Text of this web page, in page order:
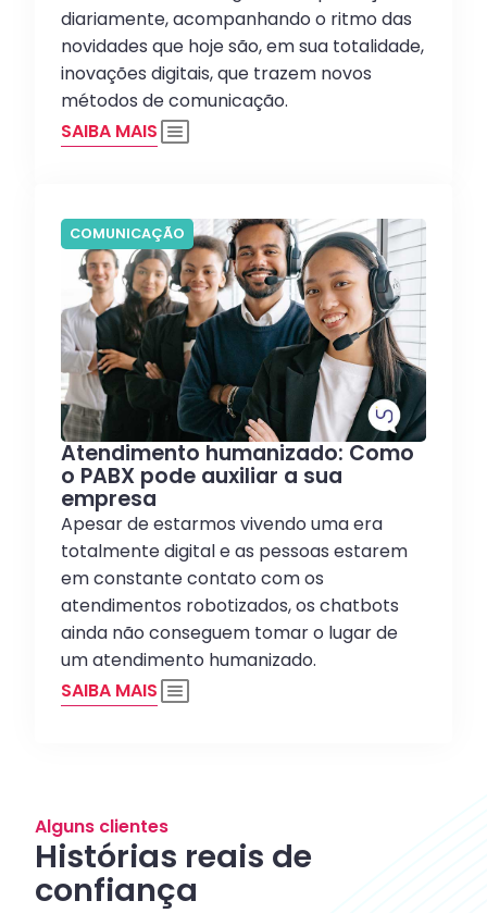
diariamente, acompanhando o ritmo das
novidades que hoje são, em sua totalidade,
inovações digitais, que trazem novos
métodos de comunicação.
SAIBA MAIS
COMUNICAÇÃO
Atendimento humanizado: Como
o PABX pode auxiliar a sua
empresa
Apesar de estarmos vivendo uma era
totalmente digital e as pessoas estarem
em constante contato com os
atendimentos robotizados, os chatbots
ainda não conseguem tomar o lugar de
um atendimento humanizado.
SAIBA MAIS
Alguns clientes
Histórias reais de
confiança